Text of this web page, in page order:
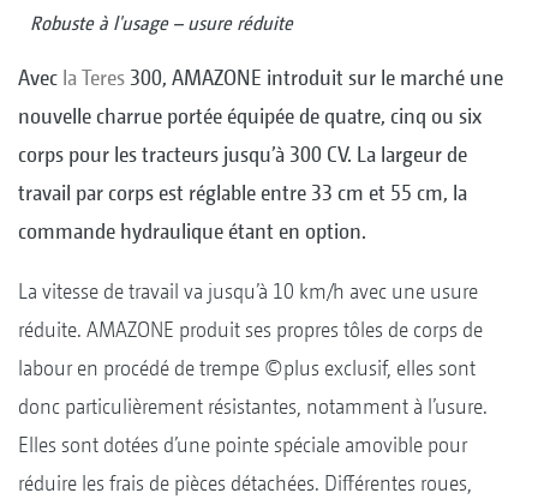
Robuste à l'usage – usure réduite
Avec la Teres 300, AMAZONE introduit sur le marché une
nouvelle charrue portée équipée de quatre, cinq ou six
corps pour les tracteurs jusqu’à 300 CV. La largeur de
travail par corps est réglable entre 33 cm et 55 cm, la
commande hydraulique étant en option.
La vitesse de travail va jusqu’à 10 km/h avec une usure
réduite. AMAZONE produit ses propres tôles de corps de
labour en procédé de trempe ©plus exclusif, elles sont
donc particulièrement résistantes, notamment à l’usure.
Elles sont dotées d’une pointe spéciale amovible pour
réduire les frais de pièces détachées. Différentes roues,